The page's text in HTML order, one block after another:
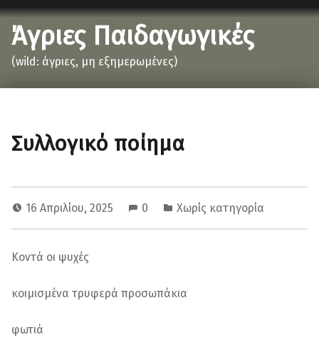
Άγριες Παιδαγωγικές
(wild: άγριες, μη εξημερωμένες)
Συλλογικό ποίημα
16 Απριλίου, 2025 0 Χωρίς κατηγορία
Κοντά οι ψυχές
κοιμισμένα τρυφερά προσωπάκια
φωτιά